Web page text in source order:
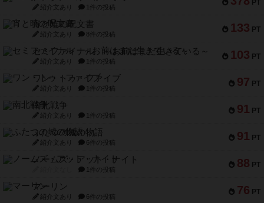
PT
紹介文あり 1件の投稿
133 PT
宵と暁の呪文書
紹介文あり 8件の投稿
103 PT
セミファイナル ～お前はまだ生きている～
紹介文あり 1件の投稿
97 PT
ワン・トゥ・ファイブ
紹介文あり 1件の投稿
91 PT
南北戦争
紹介文あり 1件の投稿
91 PT
ふたつの城の物語
紹介文あり 6件の投稿
88 PT
ノームズ・アット・ナイト
1件の投稿
76 PT
マーリン
紹介文あり 6件の投稿